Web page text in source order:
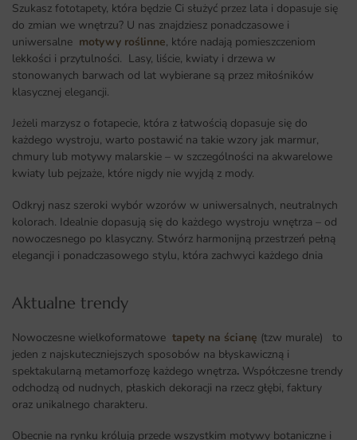
Szukasz fototapety, która będzie Ci służyć przez lata i dopasuje się
do zmian we wnętrzu? U nas znajdziesz ponadczasowe i
uniwersalne motywy roślinne, które nadają pomieszczeniom
lekkości i przytulności. Lasy, liście, kwiaty i drzewa w
stonowanych barwach od lat wybierane są przez miłośników
klasycznej elegancji.
Jeżeli marzysz o fotapecie, która z łatwością dopasuje się do
każdego wystroju, warto postawić na takie wzory jak marmur,
chmury lub motywy malarskie – w szczególności na akwarelowe
kwiaty lub pejzaże, które nigdy nie wyjdą z mody.
Odkryj nasz szeroki wybór wzorów w uniwersalnych, neutralnych
kolorach. Idealnie dopasują się do każdego wystroju wnętrza – od
nowoczesnego po klasyczny. Stwórz harmonijną przestrzeń pełną
elegancji i ponadczasowego stylu, która zachwyci każdego dnia
Aktualne trendy​
Nowoczesne wielkoformatowe tapety na ścianę (tzw murale) to
jeden z najskuteczniejszych sposobów na błyskawiczną i
spektakularną metamorfozę każdego wnętrza. Współczesne trendy
odchodzą od nudnych, płaskich dekoracji na rzecz głębi, faktury
oraz unikalnego charakteru.
Obecnie na rynku królują przede wszystkim motywy botaniczne i